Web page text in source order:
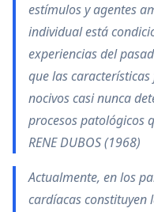
estímulos y agentes
individual está
experiencias del
que las
nocivos casi nunca
procesos patológicos
RENE DUBOS (1968)
Actualmente, en los
cardíacas